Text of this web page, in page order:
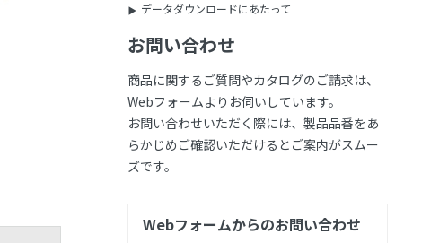
データダウンロードにあたって
お問い合わせ
商品に関するご質問やカタログのご請求は、
Webフォームよりお伺いしています。
お問い合わせいただく際には、製品品番をあ
らかじめご確認いただけるとご案内がスムー
ズです。
Webフォームからのお問い合わせ